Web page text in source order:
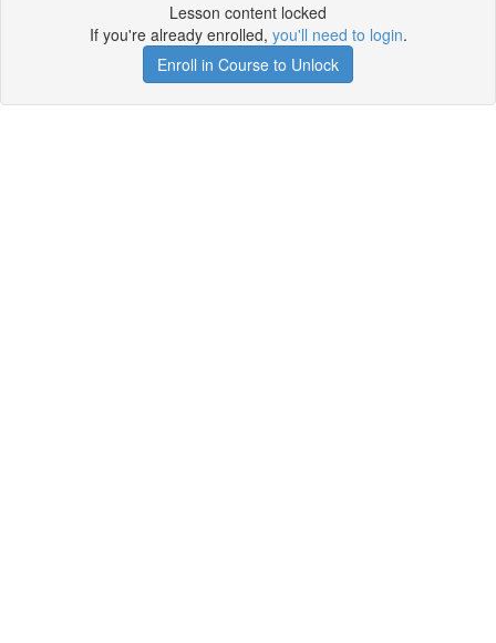
Lesson content locked
If you're already enrolled, you'll need to login.
Enroll in Course to Unlock